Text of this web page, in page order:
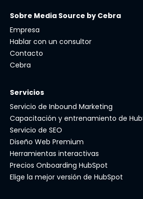
Sobre Media Source by Cebra
Empresa
Hablar con un consultor
Contacto
Cebra
Servicios
Servicio de Inbound Marketing
Capacitación y entrenamiento de
Servicio de SEO
Diseño Web Premium
Herramientas interactivas
Precios Onboarding HubSpot
Elige la mejor versión de HubSpot